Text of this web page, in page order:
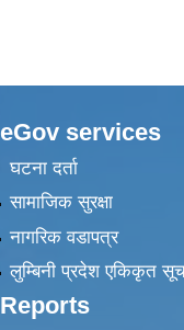
eGov services
घटना दर्ता
सामाजिक सुरक्षा
नागरिक वडापत्र
लुम्बिनी प्रदेश एकिकृत
Reports